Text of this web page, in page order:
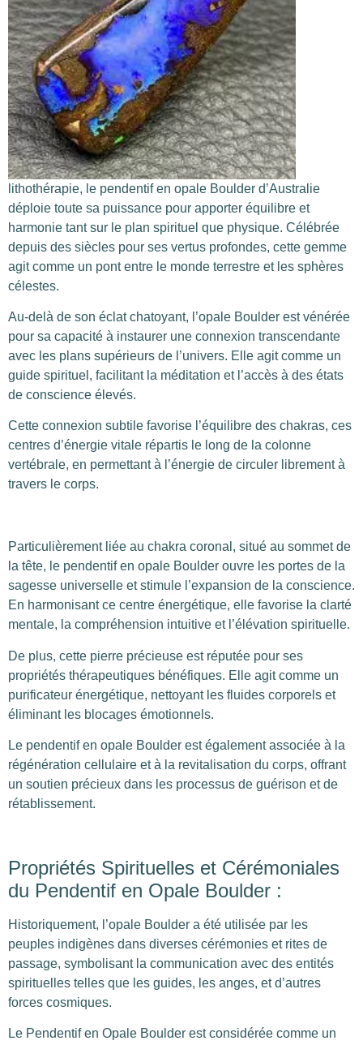
lithothérapie, le pendentif en opale Boulder d’Australie
déploie toute sa puissance pour apporter équilibre et
harmonie tant sur le plan spirituel que physique. Célébrée
depuis des siècles pour ses vertus profondes, cette gemme
agit comme un pont entre le monde terrestre et les sphères
célestes.
Au-delà de son éclat chatoyant, l’opale Boulder est vénérée
pour sa capacité à instaurer une connexion transcendante
avec les plans supérieurs de l’univers. Elle agit comme un
guide spirituel, facilitant la méditation et l’accès à des états
de conscience élevés.
Cette connexion subtile favorise l’équilibre des chakras, ces
centres d’énergie vitale répartis le long de la colonne
vertébrale, en permettant à l’énergie de circuler librement à
travers le corps.
Particulièrement liée au chakra coronal, situé au sommet de
la tête, le pendentif en opale Boulder ouvre les portes de la
sagesse universelle et stimule l’expansion de la conscience.
En harmonisant ce centre énergétique, elle favorise la clarté
mentale, la compréhension intuitive et l’élévation spirituelle.
De plus, cette pierre précieuse est réputée pour ses
propriétés thérapeutiques bénéfiques. Elle agit comme un
purificateur énergétique, nettoyant les fluides corporels et
éliminant les blocages émotionnels.
Le pendentif en opale Boulder est également associée à la
régénération cellulaire et à la revitalisation du corps, offrant
un soutien précieux dans les processus de guérison et de
rétablissement.
Propriétés Spirituelles et Cérémoniales
du Pendentif en Opale Boulder :
Historiquement, l’opale Boulder a été utilisée par les
peuples indigènes dans diverses cérémonies et rites de
passage, symbolisant la communication avec des entités
spirituelles telles que les guides, les anges, et d’autres
forces cosmiques.
Le Pendentif en Opale Boulder est considérée comme un